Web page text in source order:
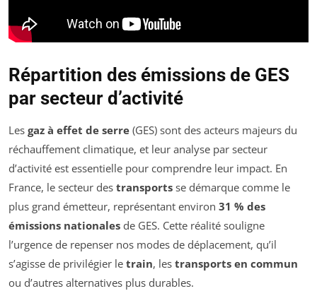
Répartition des émissions de GES
par secteur d’activité
Les gaz à effet de serre (GES) sont des acteurs majeurs du
réchauffement climatique, et leur analyse par secteur
d’activité est essentielle pour comprendre leur impact. En
France, le secteur des transports se démarque comme le
plus grand émetteur, représentant environ 31 % des
émissions nationales de GES. Cette réalité souligne
l’urgence de repenser nos modes de déplacement, qu’il
s’agisse de privilégier le train, les transports en commun
ou d’autres alternatives plus durables.